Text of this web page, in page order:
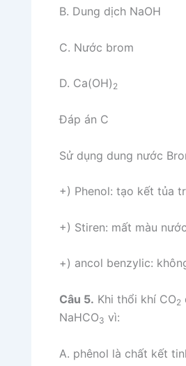
B. Dung dịch NaOH
C. Nước brom
D. Ca(OH) 2
Đáp án C
Sử dụng dung nước
+) Phenol: tạo kết tủa
+) Stiren: mất màu
+) ancol benzylic:
Câu 5. Khi thổi khí CO2
NaHCO3 vì:
A. phênol là chất kết